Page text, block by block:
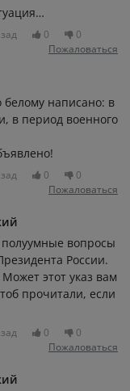
0
0
Пожаловаться
написано: в
в период военного
0
0
Пожаловаться
полуумные вопросы
России.
этот указ вам
прочитали, если
0
0
Пожаловаться